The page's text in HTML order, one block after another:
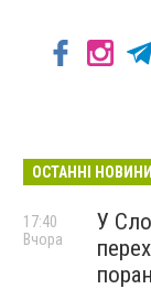
ОСТАННІ НОВИНИ
У
17:40
Вчора